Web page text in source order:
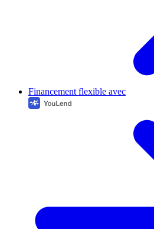
Financement flexible avec